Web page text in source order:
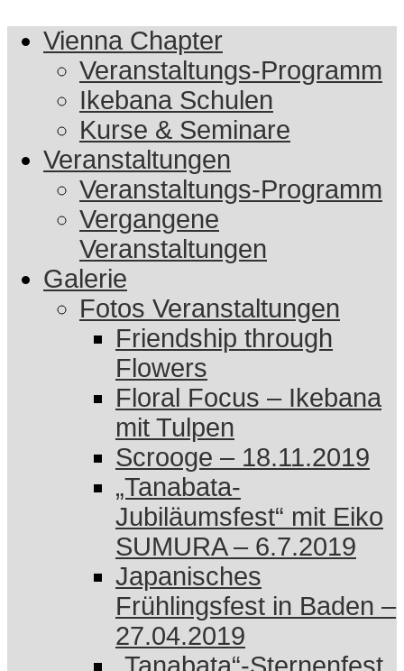
Vienna Chapter
Veranstaltungs-Programm
Ikebana Schulen
Kurse & Seminare
Veranstaltungen
Veranstaltungs-Programm
Vergangene
Veranstaltungen
Galerie
Fotos Veranstaltungen
Friendship through
Flowers
Floral Focus – Ikebana
mit Tulpen
Scrooge – 18.11.2019
„Tanabata-
Jubiläumsfest“ mit Eiko
SUMURA – 6.7.2019
Japanisches
Frühlingsfest in Baden –
27.04.2019